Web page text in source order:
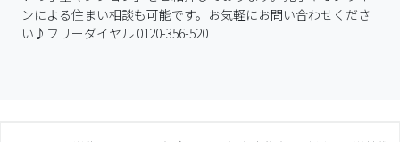
ンによる住まい相談も可能です。お気軽にお問い合わせくださ
い♪フリーダイヤル 0120-356-520